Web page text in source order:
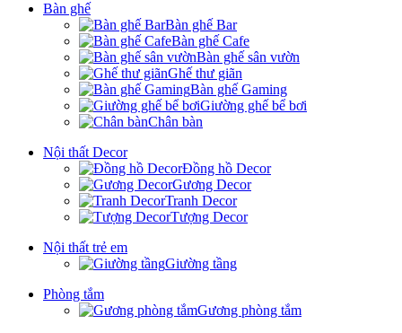
Bàn ghế
Bàn ghế Bar
Bàn ghế Cafe
Bàn ghế sân vườn
Ghế thư giãn
Bàn ghế Gaming
Giường ghế bể bơi
Chân bàn
Nội thất Decor
Đồng hồ Decor
Gương Decor
Tranh Decor
Tượng Decor
Nội thất trẻ em
Giường tầng
Phòng tắm
Gương phòng tắm